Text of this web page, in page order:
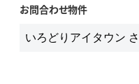
お問合わせ物件